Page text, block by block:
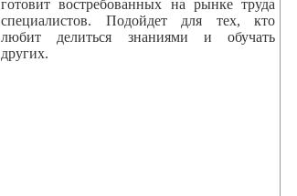
готовит востребованных на рынке труда
специалистов. Подойдет для тех, кто
любит делиться знаниями и обучать
других.